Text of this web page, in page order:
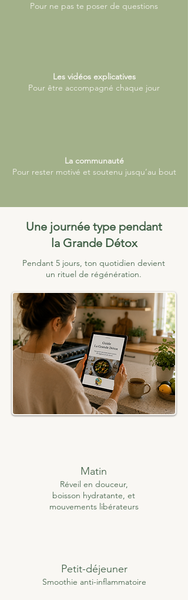
Pour ne pas te poser de questions
Les vidéos explicatives
Pour être accompagné chaque jour
La communauté
Pour rester motivé et soutenu jusqu’au bout
Une journée type pendant
la Grande Détox
Pendant 5 jours, ton quotidien devient
un rituel de régénération.
Matin
Réveil en douceur,
boisson hydratante, et
mouvements libérateurs
Petit-déjeuner
Smoothie anti-inflammatoire